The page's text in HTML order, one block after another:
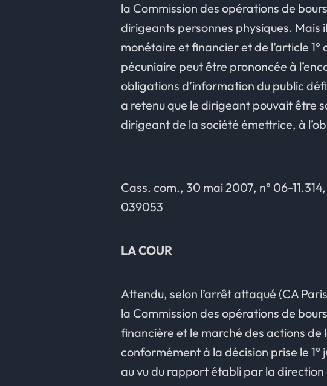
la Commission des opérations de
dirigeants personnes physiques. Mais
monétaire et financier et de l’article
pécuniaire peut être prononcée à
obligations d’information du public
a retenu que le dirigeant pouvait être
dirigeant de la société émettrice, à
Cass. com., 30 mai 2007, n° 06-
039053
LA COUR
Attendu, selon l’arrêt attaqué (CA
la Commission des opérations de
financière et le marché des actions
conformément à la décision prise le 1°
au vu du rapport établi par la direction